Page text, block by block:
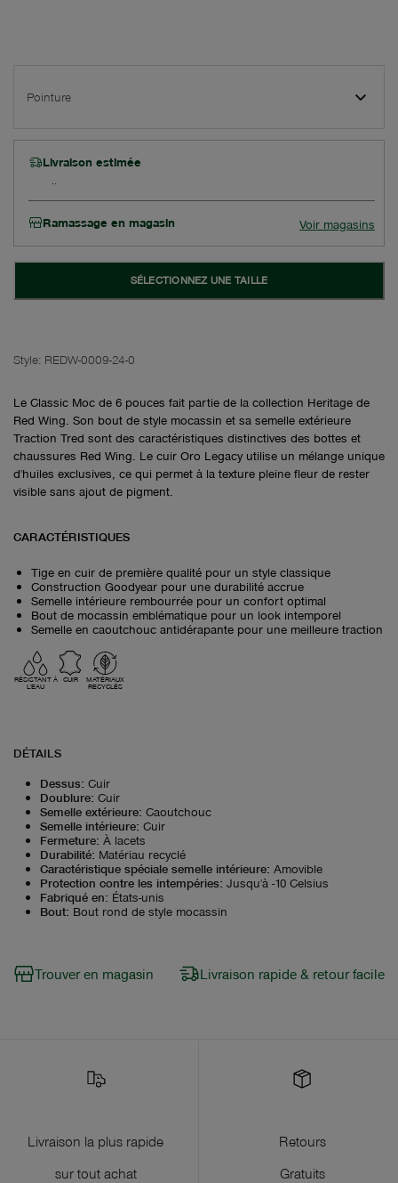
Pointure
Livraison estimée
Ramassage en magasin Voir magasins
SÉLECTIONNEZ UNE TAILLE
Style: REDW-0009-24-0
Le Classic Moc de 6 pouces fait partie de la collection Heritage de
Red Wing. Son bout de style mocassin et sa semelle extérieure
Traction Tred sont des caractéristiques distinctives des bottes et
chaussures Red Wing. Le cuir Oro Legacy utilise un mélange unique
d'huiles exclusives, ce qui permet à la texture pleine fleur de rester
visible sans ajout de pigment.
CARACTÉRISTIQUES
Tige en cuir de première qualité pour un style classique
Construction Goodyear pour une durabilité accrue
Semelle intérieure rembourrée pour un confort optimal
Bout de mocassin emblématique pour un look intemporel
Semelle en caoutchouc antidérapante pour une meilleure traction
RÉSISTANT À
L'EAU
CUIR
MATÉRIAUX
RECYCLÉS
DÉTAILS
Dessus: Cuir
Doublure: Cuir
Semelle extérieure: Caoutchouc
Semelle intérieure: Cuir
Fermeture: À lacets
Durabilité: Matériau recyclé
Caractéristique spéciale semelle intérieure: Amovible
Protection contre les intempéries: Jusqu'à -10 Celsius
Fabriqué en: États-unis
Bout: Bout rond de style mocassin
Trouver en magasin Livraison rapide & retour facile
Livraison la plus rapide
sur tout achat
Retours
Gratuits